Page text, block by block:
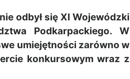
odbył się XI Wojewódzki
Podkarpackiego. W
umiejętności zarówno w
konkursowym wraz z